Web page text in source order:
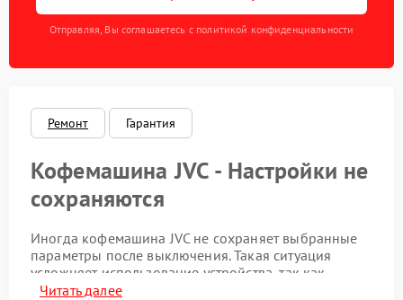
Отправляя, Вы соглашаетесь с политикой конфиденциальности
Ремонт Гарантия
Кофемашина JVC - Настройки не
сохраняются
Иногда кофемашина JVC не сохраняет выбранные
параметры после выключения. Такая ситуация
усложняет использование устройства, так как
приходится каждый раз повторно устанавливать
Читать далее